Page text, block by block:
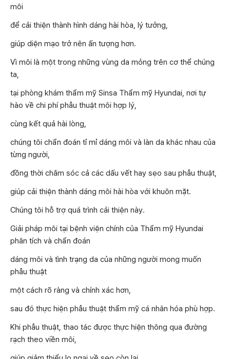
môi
để cải thiện thành hình dáng hài hòa, lý tưởng,
giúp diện mạo trở nên ấn tượng hơn.
Vì môi là một trong những vùng da mỏng trên cơ thể chúng
ta,
tại phòng khám thẩm mỹ Sinsa Thẩm mỹ Hyundai, nơi tự
hào về chi phí phẫu thuật môi hợp lý,
cùng kết quả hài lòng,
chúng tôi chẩn đoán tỉ mỉ dáng môi và làn da khác nhau của
từng người,
đồng thời chăm sóc cả các dấu vết hay sẹo sau phẫu thuật,
giúp cải thiện thành dáng môi hài hòa với khuôn mặt.
Chúng tôi hỗ trợ quá trình cải thiện này.
Giải pháp môi tại bệnh viện chính của Thẩm mỹ Hyundai
phân tích và chẩn đoán
dáng môi và tình trạng da của những người mong muốn
phẫu thuật
một cách rõ ràng và chính xác hơn,
sau đó thực hiện phẫu thuật thẩm mỹ cá nhân hóa phù hợp.
Khi phẫu thuật, thao tác được thực hiện thông qua đường
rạch theo viền môi,